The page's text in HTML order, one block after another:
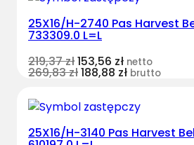
25X16/H-2740 Pas Harvest
733309.0 L=L
219,37zł153,56 zł netto
269,83zł188,88 zł brutto
25X16/H-3140 Pas Harvest